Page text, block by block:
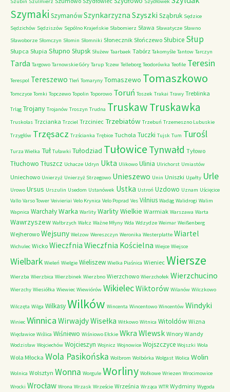
Szymaki SzymanówSzynkarzyzna Szyszki Sząbruk Sędzice
Sędzichów Sędziszów Sępólno Krajeńskie Słabomierz Sława Sławatycze Sławno
Sławoborze Słomczyn Słomin Słomniki Słonecznik Słończewo Słubice Słup
Słupca Słupia Słupno Słupsk Służew Taarbaek Tabórz Takomyśle Tantow Tarczyn
Tarda Targowo Tarnowskie Góry Tarup Tczew Telleborg Teodorówka Teofile Teresin
Terespol Tereszewo Tleń Tomaryny Tomaszewo Tomaszkowo
Tomczyce Tomki Topczewo Topolin Toporowo Toruń Toszek Trakai Trawy Treblinka
Trląg Trojany Trojanów Troszyn Trudna TruskawTruskawka
Truskolas Trzcianka Trzciel Trzciniec Trzebiatów Trzebuń Trzemeszno Lubuskie
Trzygłów Trzęsacz Trzścianka Trębice Tuchola Tuczki Tujsk Tum Turośl
Turza Wielka Tuł Tuławki Tułodziad Tułowice Tynwałd Tyłowo
Tłuchowo Tłuszcz Uchacze Udryn Ukta Ulikowo Ulinia Ulrichorst Umiastów
Uniechowo Unierzyż Unierzyż Strzegowo Unieszewo Unin Uniszki Upałty Urle
Urowo Ursus Urszulin Usedom Ustanówek Ustka Ustroń Uzdowo Uznam Uścięcice
Vallo Varso Tower Veivieriai Velo Krynica Velo Poprad Ves Vilnius Wadąg Walidrogi Walim
Wapnica WarchałyWarka Warlity Warlity Wielkie Warmiak Warszawa Warta
Wawrzyszew Wałbrzych Wałcz Ważne Młyny Wda Wdzydze Weimar Weißenberg
Wejherowo Wejsuny Welzow Wereszczyn Weronika Westerplatte Wiartel
Wichulec Wicko Wieczfnia Wieczfnia Kościelna Wiejce Wiejsce
Wielbark Wieleń Wielgie Wieliszew Wielka Piaśnica Wieniec Wiersze
Wierzba Wierzbica Wierzbinek Wierzbno Wierzchowo Wierzchołek Wierzchucino
Wierzchy Wiesiółka Wiewiec Wiewiórów WikielecWiktorów Wilanów Wilczkowo
Wilczęta Wilga WilkasyWilków Wincenta Wincentowo Wincentów Windyki
Winiec Winnica WirwajdyWisełka Witkowo Witnica Witoldów Wizna
Więcławice Wiślica Wiśniewo Wiśniowo Ełckie Wkra Wlewsk Wnory Wandy
Wodzisław Wojciechów Wojcieszyn Wojnicz Wojnowice Wojszczyce Wojszki Wola
Wola Młocka Wola Pasikońska Wolbrom Wolbórka Wolgast Wolica Wolin
Wolnica Wolsztyn Wonna Worgule Worliny Wołkowe Wriezen Wrocimowice
Wrocki Wrocław Wrona Wrzask Wrzeście Września Wrząca WTR Wydminy Wygoda